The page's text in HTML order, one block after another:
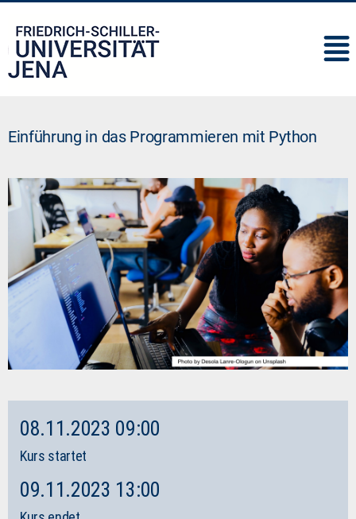
Einführung in das Programmieren mit Python
08.11.2023 09:00
Kurs startet
09.11.2023 13:00